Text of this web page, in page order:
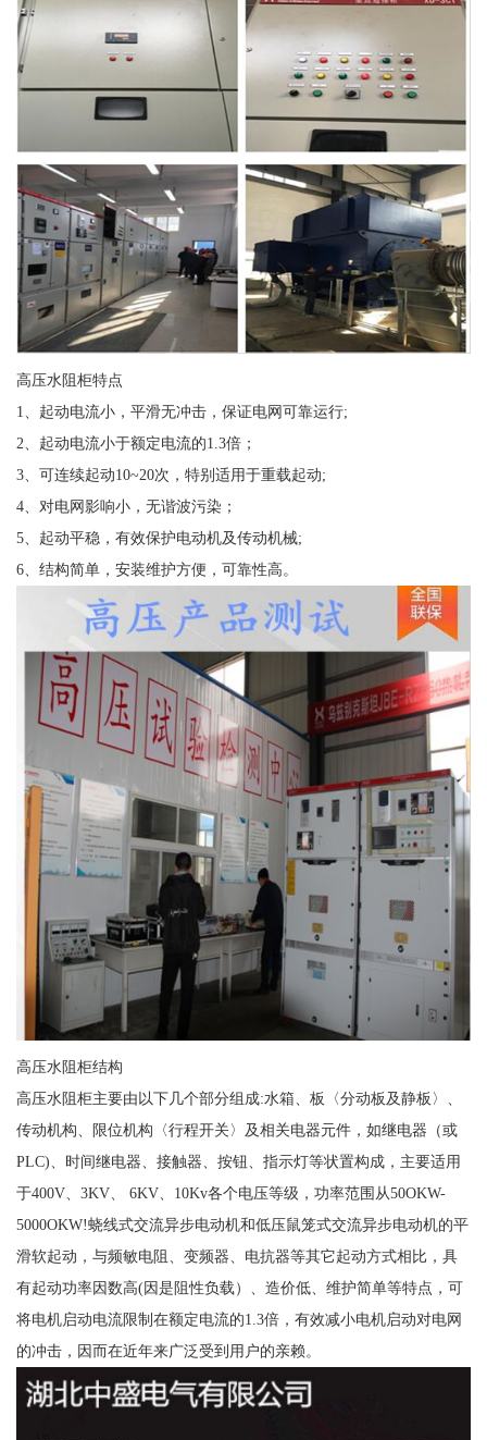
高压水阻柜特点
1、起动电流小，平滑无冲击，保证电网可靠运行;
2、起动电流小于额定电流的1.3倍；
3、可连续起动10~20次，特别适用于重载起动;
4、对电网影响小，无谐波污染；
5、起动平稳，有效保护电动机及传动机械;
6、结构简单，安装维护方便，可靠性高。
高压水阻柜结构
高压水阻柜主要由以下几个部分组成:水箱、板〈分动板及静板〉、
传动机构、限位机构〈行程开关〉及相关电器元件，如继电器（或
PLC)、时间继电器、接触器、按钮、指示灯等状置构成，主要适用
于400V、3KV、 6KV、10Kv各个电压等级，功率范围从50OKW-
5000OKW!蛲线式交流异步电动机和低压鼠笼式交流异步电动机的平
滑软起动，与频敏电阻、变频器、电抗器等其它起动方式相比，具
有起动功率因数高(因是阻性负载）、造价低、维护简单等特点，可
将电机启动电流限制在额定电流的1.3倍，有效减小电机启动对电网
的冲击，因而在近年来广泛受到用户的亲赖。